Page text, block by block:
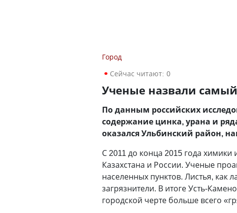
Город
Сейчас читают: 0
Ученые назвали
По данным российских
содержание цинка, урана и
оказался Ульбинский район,
С 2011 до конца 2015 года
Казахстана и России. Ученые
населенных пунктов. Листья, как
загрязнители. В итоге Усть-
городской черте больше всего